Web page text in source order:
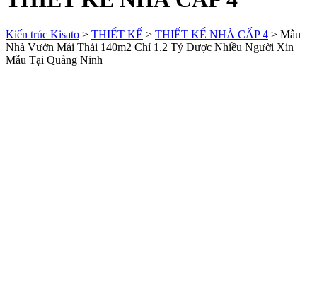
Kiến trúc Kisato > THIẾT KẾ > THIẾT KẾ NHÀ CẤP 4 > Mẫu
Nhà Vườn Mái Thái 140m2 Chỉ 1.2 Tỷ Được Nhiều Người Xin
Mẫu Tại Quảng Ninh